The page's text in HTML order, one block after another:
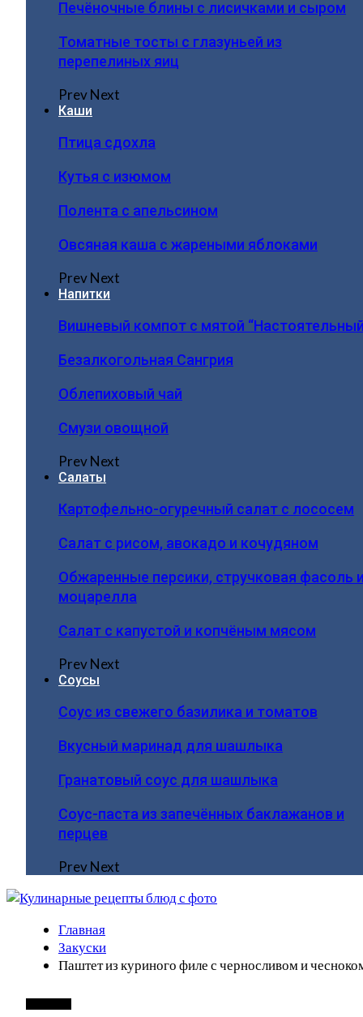
Печёночные блины с лисичками и сыром
Томатные тосты с глазуньей из
перепелиных яиц
PrevNext
Каши
Птица сдохла
Кутья с изюмом
Полента с апельсином
Овсяная каша с жареными яблоками
PrevNext
Напитки
Вишневый компот с мятой
Безалкогольная Сангрия
Облепиховый чай
Смузи овощной
PrevNext
Салаты
Картофельно-огуречный салат с лососем
Салат с рисом, авокадо и кочудяном
Обжаренные персики, стручковая фасоль
моцарелла
Салат с капустой и копчёным мясом
PrevNext
Соусы
Соус из свежего базилика и томатов
Вкусный маринад для шашлыка
Гранатовый соус для шашлыка
Соус-паста из запечённых баклажанов и
перцев
PrevNext
Главная
Закуски
Паштет из куриного филе с черносливом и